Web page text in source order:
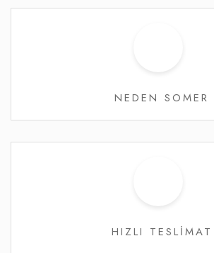
NEDEN SOMER
HIZLI TESLİMAT